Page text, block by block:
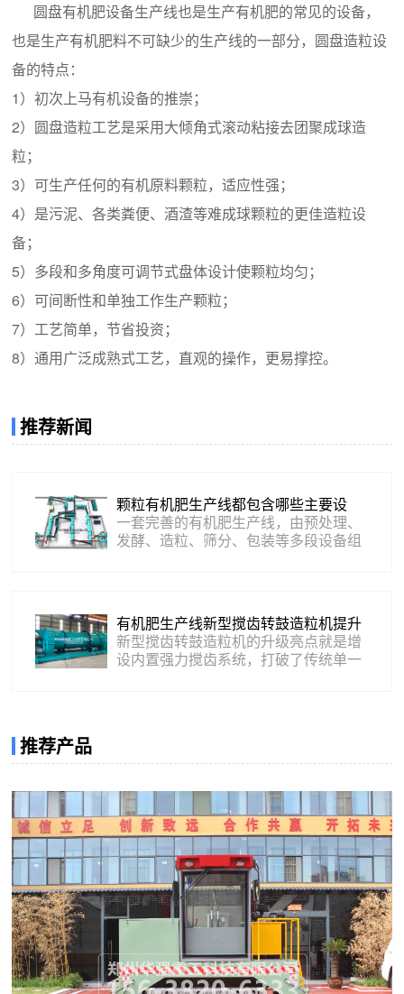
圆盘有机肥设备生产线也是生产有机肥的常见的设备，
也是生产有机肥料不可缺少的生产线的一部分，圆盘造粒设
备的特点：
1）初次上马有机设备的推崇；
2）圆盘造粒工艺是采用大倾角式滚动粘接去团聚成球造
粒；
3）可生产任何的有机原料颗粒，适应性强；
4）是污泥、各类粪便、酒渣等难成球颗粒的更佳造粒设
备；
5）多段和多角度可调节式盘体设计使颗粒均匀；
6）可间断性和单独工作生产颗粒；
7）工艺简单，节省投资；
8）通用广泛成熟式工艺，直观的操作，更易撑控。
推荐新闻
颗粒有机肥生产线都包含哪些主要设
备？
一套完善的有机肥生产线，由预处理、
发酵、造粒、筛分、包装等多段设备组
备，是有机肥无害化生产的核心设备。
主流设备包含槽式翻抛机、卧式发酵罐
两款核心机型，属于关键有机肥生产设
备。露天堆肥效率低、臭味大、腐熟不
有机肥生产线新型搅齿转鼓造粒机提升
成球率
新型搅齿转鼓造粒机的升级亮点就是增
设内置强力搅齿系统，打破了传统单一
水、充分翻滚，为稳定成球打下良好基
球率提升效果十分显著。经过结构升级
的搅齿转鼓造粒机，物料分散均匀、成
型稳定，整体成球率可...
推荐产品